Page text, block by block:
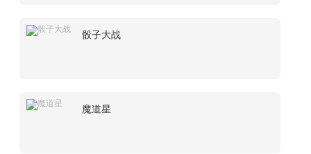
骰子大战
魔道星